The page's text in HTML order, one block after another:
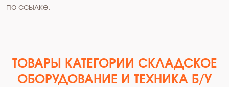
по ссылке.
ТОВАРЫ КАТЕГОРИИ СКЛАДСКОЕ
ОБОРУДОВАНИЕ И ТЕХНИКА Б/У